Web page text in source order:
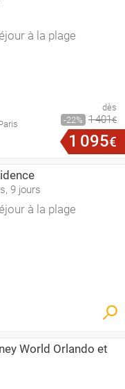
à la plage
dès
22
1401€
1 095€
9 jours
à la plage
World Orlando et